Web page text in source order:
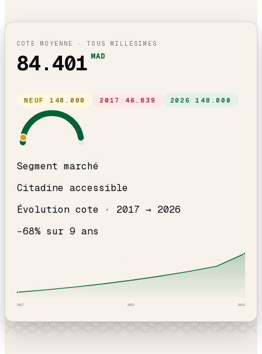
COTE MOYENNE · TOUS MILLÉSIMES
84.401 MAD
NEUF 148.000 2017 46.839 2026 148.000
Segment marché
Citadine accessible
Évolution cote · 2017 → 2026
−68% sur 9 ans
2017 2021 2026